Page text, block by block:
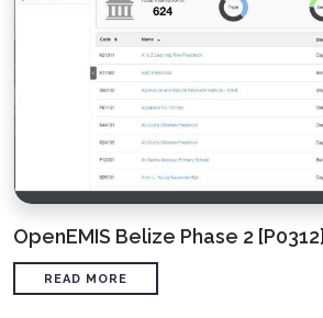
OpenEMIS Belize Phase 2 [P0312]
READ MORE